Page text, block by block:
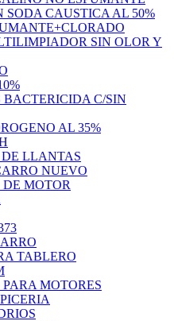
SODA CAUSTICA AL 50%
SIN OLOR Y
C/SIN
AL 35%
LLANTAS
NUEVO
MOTOR
TABLERO
MOTORES